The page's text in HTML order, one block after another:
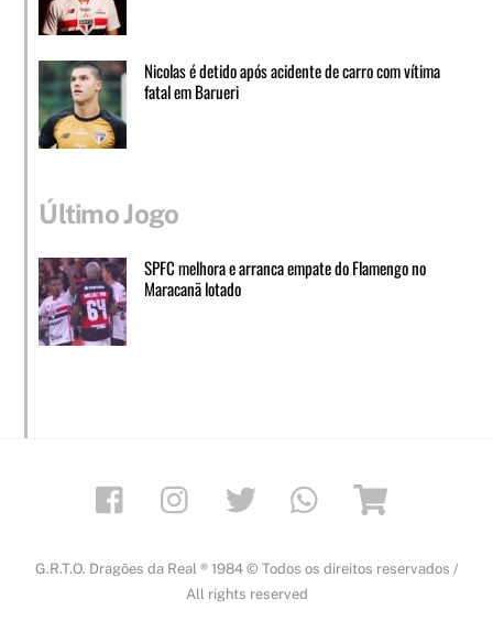
Nicolas é detido após acidente de carro com vítima
fatal em Barueri
Último Jogo
SPFC melhora e arranca empate do Flamengo no
Maracanã lotado
Facebook Instagram Twitter Whatsapp
G.R.T.O. Dragões da Real ® 1984 © Todos os direitos reservados /
All rights reserved